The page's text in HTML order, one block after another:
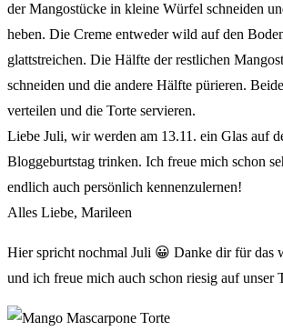
der Mangostücke in kleine Würfel schneiden
heben. Die Creme entweder wild auf den
glattstreichen. Die Hälfte der restlichen
schneiden und die andere Hälfte pürieren.
verteilen und die Torte servieren.
Liebe Juli, wir werden am 13.11. ein Glas auf
Bloggeburtstag trinken. Ich freue mich schon
endlich auch persönlich kennenzulernen!
Alles Liebe, Marileen
Hier spricht nochmal Juli 😀 Danke dir für das
und ich freue mich auch schon riesig auf unser